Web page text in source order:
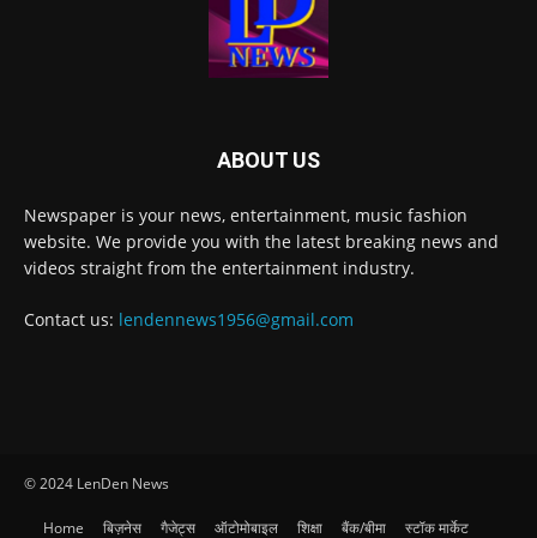
ABOUT US
Newspaper is your news, entertainment, music fashion
website. We provide you with the latest breaking news and
videos straight from the entertainment industry.
Contact us: lendennews1956@gmail.com
© 2024 LenDen News
Home बिज़नेस गैजेट्स ऑटोमोबाइल शिक्षा बैंक/बीमा स्टॉक मार्केट